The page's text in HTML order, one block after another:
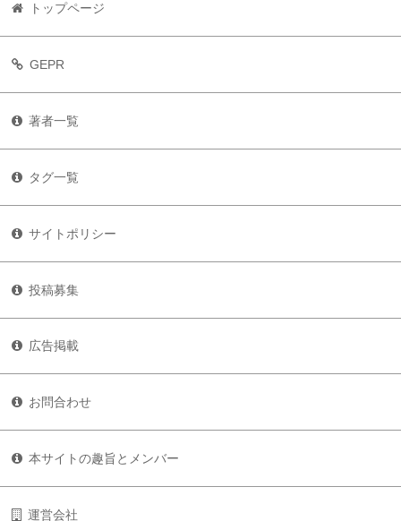
トップページ
GEPR
著者一覧
タグ一覧
サイトポリシー
投稿募集
広告掲載
お問合わせ
本サイトの趣旨とメンバー
運営会社